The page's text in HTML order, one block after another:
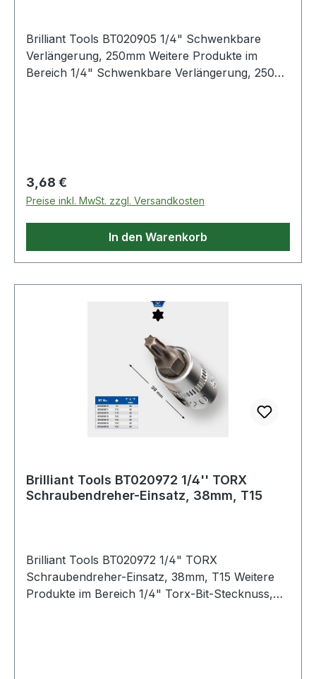
Brilliant Tools BT020905 1/4" Schwenkbare
Verlängerung, 250mm Weitere Produkte im
Bereich 1/4" Schwenkbare Verlängerung, 250
Regulärer Preis:
3,68 €
Preise inkl. MwSt. zzgl. Versandkosten
In den Warenkorb
Brilliant Tools BT020972 1/4'' TORX
Schraubendreher-Einsatz, 38mm, T15
Brilliant Tools BT020972 1/4" TORX
Schraubendreher-Einsatz, 38mm, T15 Weitere
Produkte im Bereich 1/4" Torx-Bit-Stecknuss,